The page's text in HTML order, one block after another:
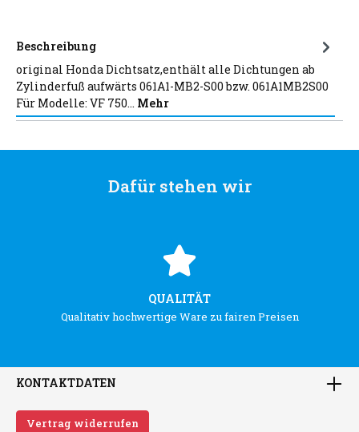
Beschreibung
original Honda Dichtsatz,enthält alle Dichtungen ab
Zylinderfuß aufwärts 061A1-MB2-S00 bzw. 061A1MB2S00
Für Modelle: VF 750… Mehr
Dafür stehen wir
QUALITÄT
Qualitativ hochwertige Ware zu fairen Preisen
KONTAKTDATEN
Vertrag widerrufen